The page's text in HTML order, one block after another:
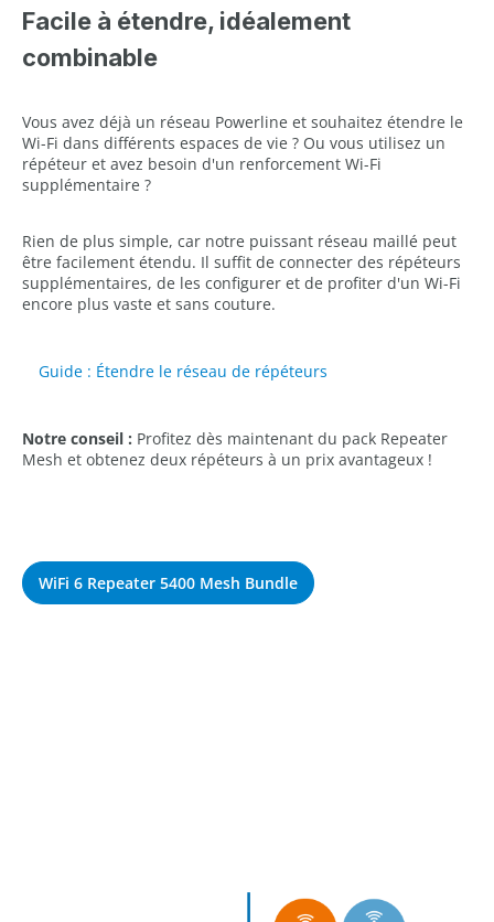
Facile à étendre, idéalement
combinable
Vous avez déjà un réseau Powerline et souhaitez étendre le
Wi-Fi dans différents espaces de vie ? Ou vous utilisez un
répéteur et avez besoin d'un renforcement Wi-Fi
supplémentaire ?
Rien de plus simple, car notre puissant réseau maillé peut
être facilement étendu. Il suffit de connecter des répéteurs
supplémentaires, de les configurer et de profiter d'un Wi-Fi
encore plus vaste et sans couture.
Guide : Étendre le réseau de répéteurs
Notre conseil : Profitez dès maintenant du pack Repeater
Mesh et obtenez deux répéteurs à un prix avantageux !
WiFi 6 Repeater 5400 Mesh Bundle